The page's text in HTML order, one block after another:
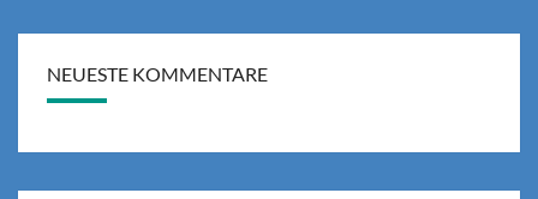
NEUESTE KOMMENTARE